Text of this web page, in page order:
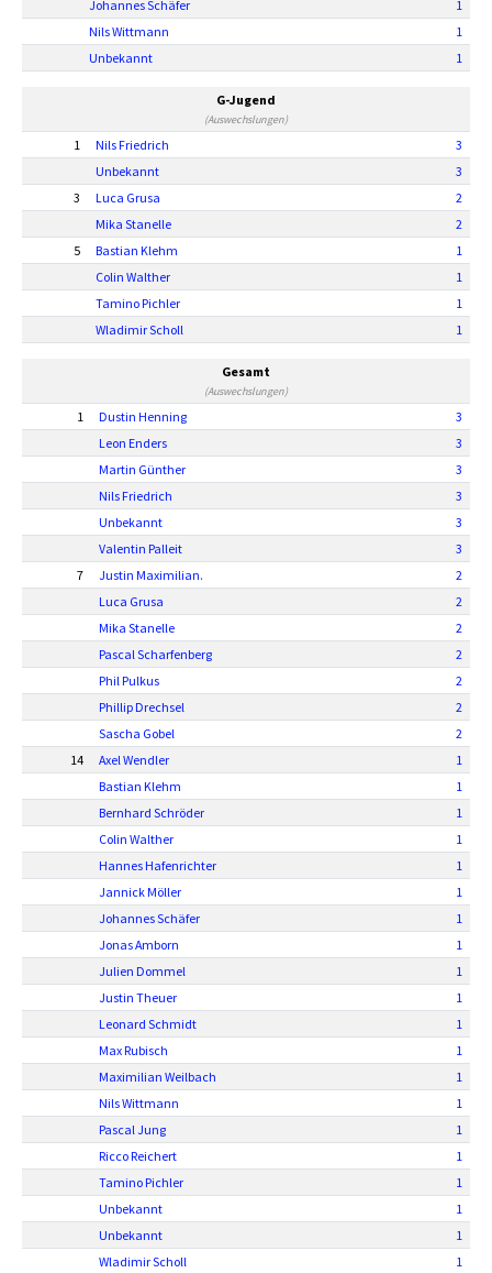
Johannes Schäfer
1
Nils Wittmann
1
Unbekannt
1
G-Jugend
(Auswechslungen)
1 Nils Friedrich
3
Unbekannt
3
3
Luca Grusa
2
Mika Stanelle
2
5
Bastian Klehm
1
Colin Walther
1
Tamino Pichler
1
Wladimir Scholl
1
Gesamt
(Auswechslungen)
1 Dustin Henning
3
Leon Enders
3
Martin Günther
3
Nils Friedrich
3
Unbekannt
3
Valentin Palleit
3
7
Justin Maximilian.
2
Luca Grusa
2
Mika Stanelle
2
Pascal Scharfenberg
2
Phil Pulkus
2
Phillip Drechsel
2
Sascha Gobel
2
14
Axel Wendler
1
Bastian Klehm
1
Bernhard Schröder
1
Colin Walther
1
Hannes Hafenrichter
1
Jannick Möller
1
Johannes Schäfer
1
Jonas Amborn
1
Julien Dommel
1
Justin Theuer
1
Leonard Schmidt
1
Max Rubisch
1
Maximilian Weilbach
1
Nils Wittmann
1
Pascal Jung
1
Ricco Reichert
1
Tamino Pichler
1
Unbekannt
1
Unbekannt
1
Wladimir Scholl
1